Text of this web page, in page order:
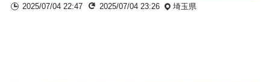
2025/07/04 22:47 2025/07/04 23:26 埼玉県